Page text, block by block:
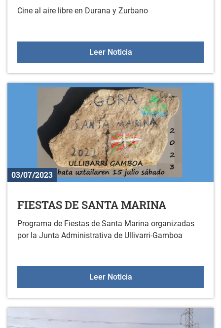
Cine al aire libre en Durana y Zurbano
Leer NoticiaCINE AL AIRE LIBRE
03/07/2023
FIESTAS DE SANTA MARINA
Programa de Fiestas de Santa Marina organizadas
por la Junta Administrativa de Ullivarri-Gamboa
Leer NoticiaFIESTAS DE SANTA